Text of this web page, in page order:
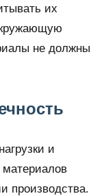
их
не должны
и
материалов
производства.